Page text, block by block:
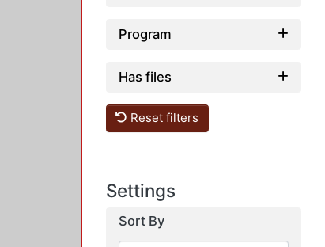
Program
Has files
Reset filters
Settings
Sort By